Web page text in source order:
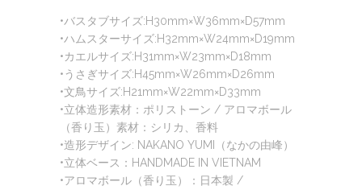
•バスタブサイズ:H30mm×W36mm×D57mm
•ハムスターサイズ:H32mm×W24mm×D19mm
•カエルサイズ:H31mm×W23mm×D18mm
•うさぎサイズ:H45mm×W26mm×D26mm
•文鳥サイズ:H21mm×W22mm×D33mm
•立体造形素材：ポリストーン / アロマボール
（香り玉）素材：シリカ、香料
•造形デザイン: NAKANO YUMI（なかの由峰）
•立体ベース：HANDMADE IN VIETNAM
•アロマボール（香り玉）：日本製 /